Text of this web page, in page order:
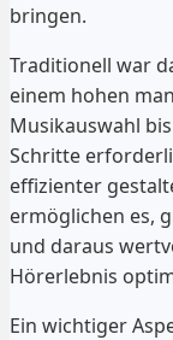
bringen.
Traditionell war
einem hohen
Musikauswahl
Schritte
effizienter
ermöglichen es,
und daraus
Hörerlebnis
Ein wichtiger